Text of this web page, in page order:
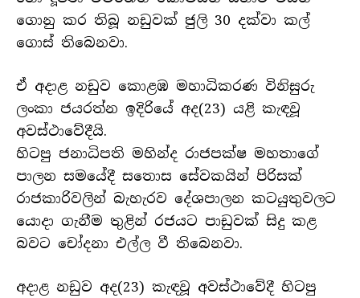
ගොනු කර තිබූ නඩුවක් ජුලි 30 දක්වා කල්
ගොස් තිබෙනවා.
ඒ අදාළ නඩුව කොළඹ මහාධිකරණ විනිසුරු
ලංකා ජයරත්න ඉදිරියේ අද(23) යළි කැඳවූ
අවස්ථාවේදීයි.
හිටපු ජනාධිපති මහින්ද රාජපක්ෂ මහතාගේ
පාලන සමයේදී සතොස සේවකයින් පිරිසක්
රාජකාරිවලින් බැහැරව දේශපාලන කටයුතුවලට
යොදා ගැනීම තුළින් රජයට පාඩුවක් සිදු කළ
බවට චෝදනා එල්ල වී තිබෙනවා.
අදාළ නඩුව අද(23) කැඳවූ අවස්ථාවේදී හිටපු